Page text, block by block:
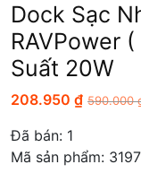
Dock Sạc
RAVPower
Suất 20W
208.950 ₫ 590.000
Đã bán: 1
Mã sản phẩm: 3197